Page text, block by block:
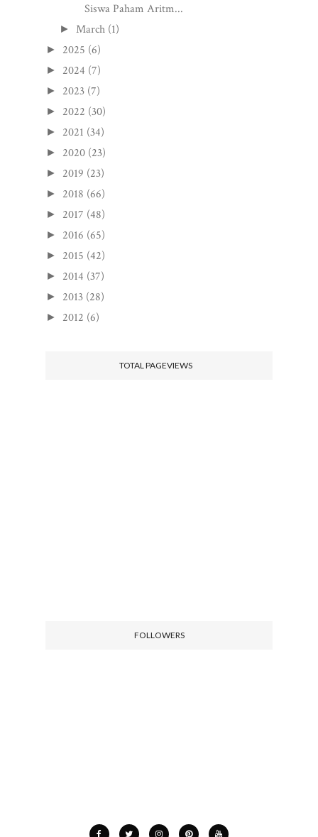
Siswa Paham Aritm...
► March (1)
► 2025 (6)
► 2024 (7)
► 2023 (7)
► 2022 (30)
► 2021 (34)
► 2020 (23)
► 2019 (23)
► 2018 (66)
► 2017 (48)
► 2016 (65)
► 2015 (42)
► 2014 (37)
► 2013 (28)
► 2012 (6)
TOTAL PAGEVIEWS
FOLLOWERS